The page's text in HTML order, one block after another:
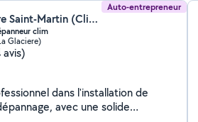
Auto-entrepreneur
Alexandre Saint-Martin (Clim Merignac)
clim
Glaciere)
avis)
avec une solide